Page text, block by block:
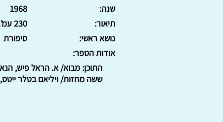
1968
שנה:
230 עמ'. כריכה קשה
תיאור:
סיפורת
נושא ראשי:
אודות הספר:
התוכן: מבוא/ א. הראל פיש,
ששה מחזות/ ויליאם בטלר